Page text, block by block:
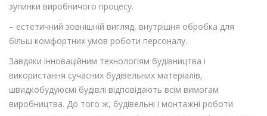
зупинки виробничого процесу.
– естетичний зовнішній вигляд, внутрішня обробка для
більш комфортних умов роботи персоналу.
Завдяки інноваційним технологіям будівництва і
використання сучасних будівельних матеріалів,
швидкобудуюємі будівлі відповідають всім вимогам
виробництва. До того ж, будівельні і монтажні роботи